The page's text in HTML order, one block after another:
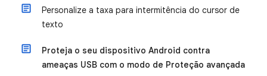
Personalize a taxa para intermitência do cursor de
texto
Proteja o seu dispositivo Android contra
ameaças USB com o modo de Proteção avançada